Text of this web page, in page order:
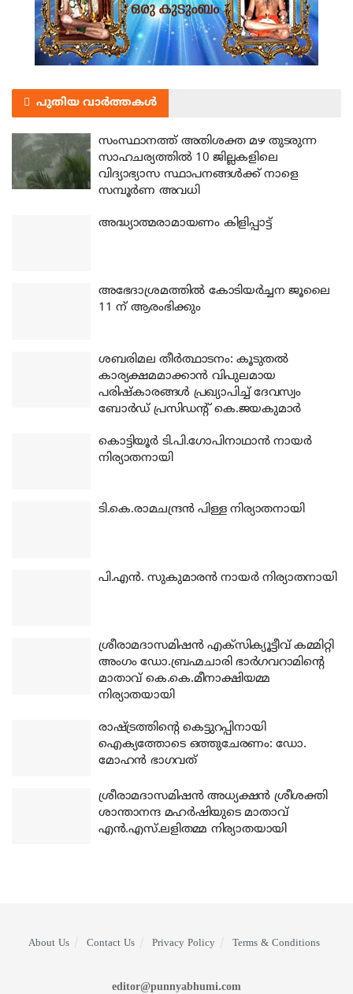
പുതിയ വാർത്തകൾ
സംസ്ഥാനത്ത് അതിശക്ത മഴ തുടരുന്ന
സാഹചര്യത്തിൽ 10 ജില്ലകളിലെ
വിദ്യാഭ്യാസ സ്ഥാപനങ്ങൾക്ക് നാളെ
സമ്പൂർണ അവധി
അദ്ധ്യാത്മരാമായണം കിളിപ്പാട്ട്
അഭേദാശ്രമത്തില്‍ കോടിയര്‍ച്ചന ജൂലൈ
11 ന് ആരംഭിക്കും
ശബരിമല തീര്‍ത്ഥാടനം: കൂടുതല്‍
കാര്യക്ഷമമാക്കാന്‍ വിപുലമായ
പരിഷ്‌കാരങ്ങള്‍ പ്രഖ്യാപിച്ച് ദേവസ്വം
ബോര്‍ഡ് പ്രസിഡന്റ് കെ.ജയകുമാര്‍
കൊട്ടിയൂര്‍ ടി.പി.ഗോപിനാഥാന്‍ നായര്‍
നിര്യാതനായി
ടി.കെ.രാമചന്ദ്രന്‍ പിള്ള നിര്യാതനായി
പി.എന്‍. സുകുമാരന്‍ നായര്‍ നിര്യാതനായി
ശ്രീരാമദാസമിഷന്‍ എക്‌സിക്യൂട്ടീവ് കമ്മിറ്റി
അംഗം ഡോ.ബ്രഹ്മചാരി ഭാര്‍ഗവറാമിന്റെ
മാതാവ് കെ.കെ.മീനാക്ഷിയമ്മ
നിര്യാതയായി
രാഷ്ട്രത്തിന്റെ കെട്ടുറപ്പിനായി
ഐക്യത്തോടെ ഒത്തുചേരണം: ഡോ.
മോഹന്‍ ഭാഗവത്
ശ്രീരാമദാസമിഷന്‍ അധ്യക്ഷന്‍ ശ്രീശക്തി
ശാന്താനന്ദ മഹര്‍ഷിയുടെ മാതാവ്
എന്‍.എസ്.ലളിതമ്മ നിര്യാതയായി
About Us Contact Us Privacy Policy Terms & Conditions
editor@punnyabhumi.com